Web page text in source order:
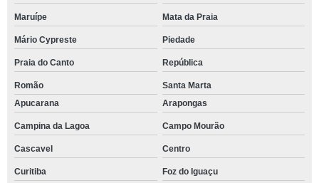
Maruípe Mata da Praia
Mário Cypreste Piedade
Praia do Canto República
Romão
Santa Marta
Apucarana
Arapongas
Campina da Lagoa Campo Mourão
Cascavel Centro
Curitiba Foz do Iguaçu